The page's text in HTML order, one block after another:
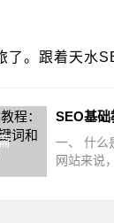
了。跟着天水
一、 什
网站来说